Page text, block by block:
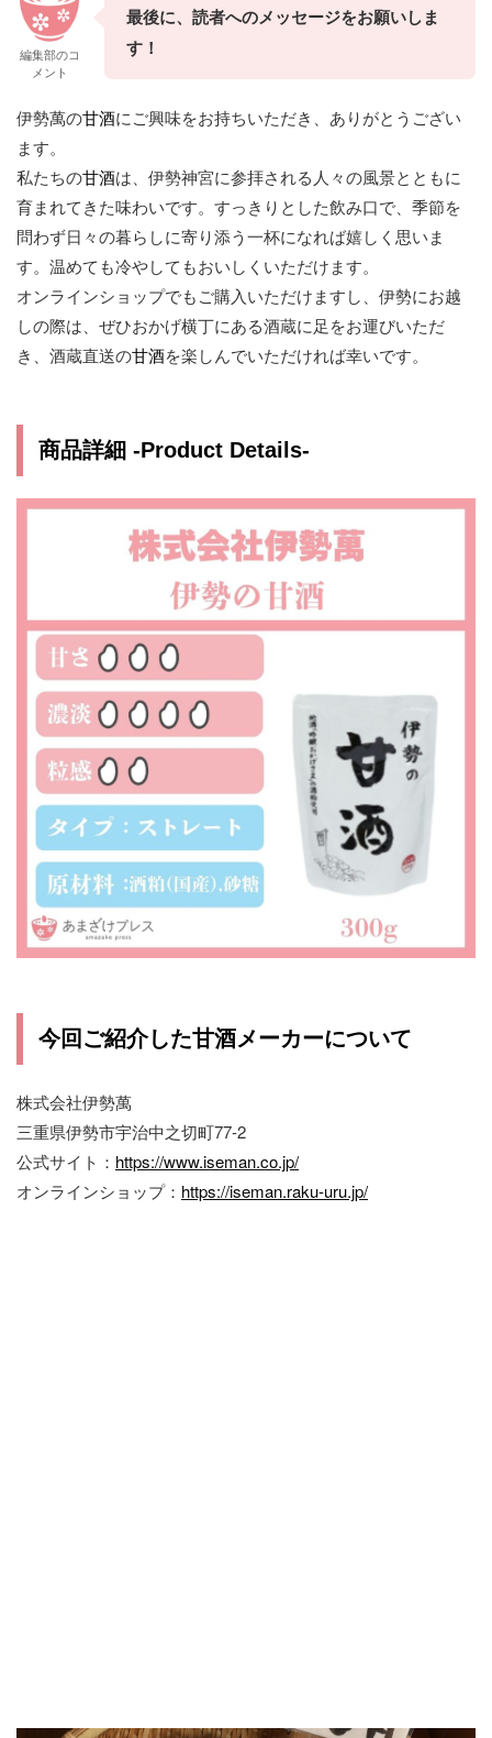
編集部のコ
メント
最後に、読者へのメッセージをお願いしま
す！
伊勢萬の甘酒にご興味をお持ちいただき、ありがとうござい
ます。
私たちの甘酒は、伊勢神宮に参拝される人々の風景とともに
育まれてきた味わいです。すっきりとした飲み口で、季節を
問わず日々の暮らしに寄り添う一杯になれば嬉しく思いま
す。温めても冷やしてもおいしくいただけます。
オンラインショップでもご購入いただけますし、伊勢にお越
しの際は、ぜひおかげ横丁にある酒蔵に足をお運びいただ
き、酒蔵直送の甘酒を楽しんでいただければ幸いです。
商品詳細 -Product Details-
今回ご紹介した甘酒メーカーについて
株式会社伊勢萬
三重県伊勢市宇治中之切町77-2
公式サイト： https://www.iseman.co.jp/
オンラインショップ： https://iseman.raku-uru.jp/